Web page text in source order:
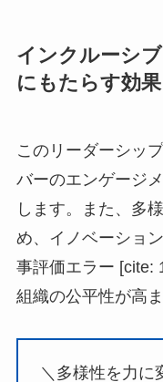
インクルーシ
にもたらす効果
このリーダーシッ
バーのエンゲージ
します。また、多
め、イノベーショ
事評価エラー [cite:
組織の公平性が高ま
＼多様性を力に